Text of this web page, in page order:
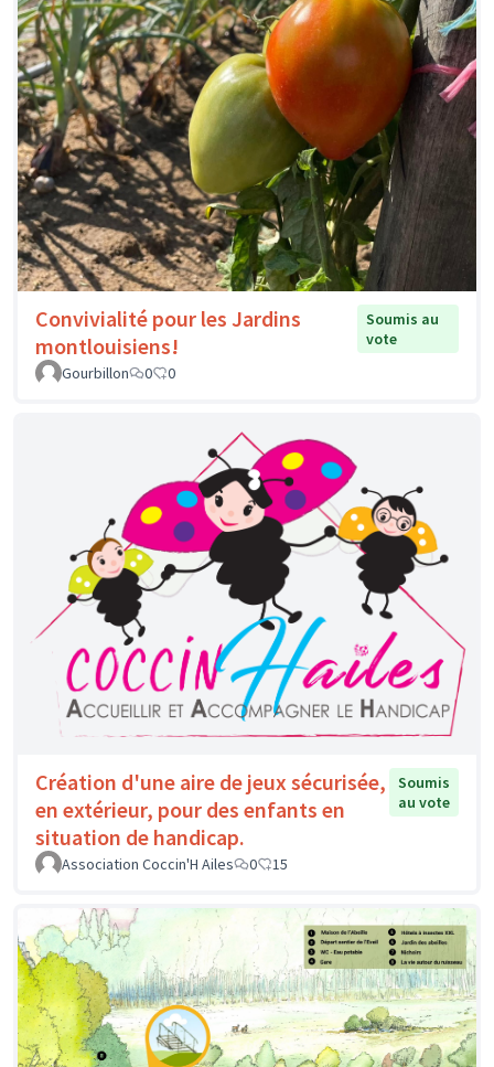
Convivialité pour les Jardins
montlouisiens!
Soumis au
vote
Gourbillon
0 0
Création d'une aire de jeux sécurisée,
en extérieur, pour des enfants en
situation de handicap.
Soumis
au vote
Association Coccin'H Ailes 0 15